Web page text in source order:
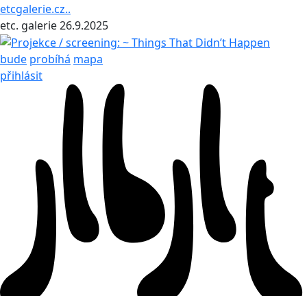
etcgalerie.cz..
etc. galerie26.9.2025
bude probíhá mapa
přihlásit